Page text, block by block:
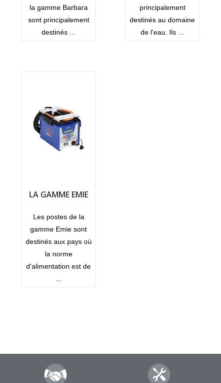
la gamme Barbara
sont principalement
destinés ...
principalement
destinés au domaine
de l'eau. Ils ...
LA GAMME EMIE
Les postes de la
gamme Emie sont
destinés aux pays où
la norme
d'alimentation est de